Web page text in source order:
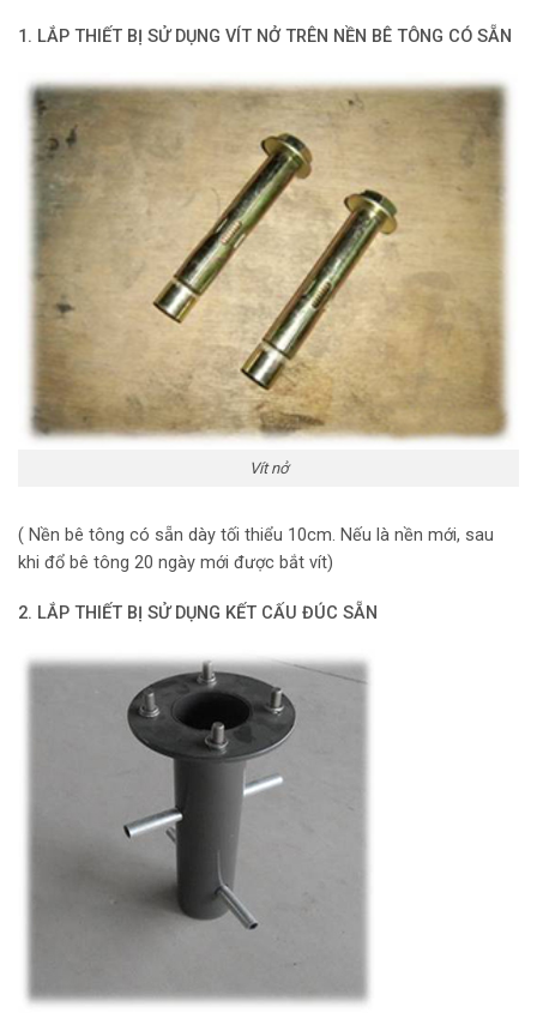
1. LẮP THIẾT BỊ SỬ DỤNG VÍT NỞ TRÊN NỀN BÊ TÔNG CÓ SẴN
Vít nở
( Nền bê tông có sẵn dày tối thiểu 10cm. Nếu là nền mới, sau
khi đổ bê tông 20 ngày mới được bắt vít)
2. LẮP THIẾT BỊ SỬ DỤNG KẾT CẤU ĐÚC SẴN